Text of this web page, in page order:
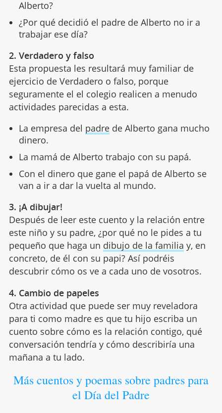
Alberto?
¿Por qué decidió el padre de Alberto no ir a
trabajar ese día?
2. Verdadero y falso
Esta propuesta les resultará muy familiar de
ejercicio de Verdadero o falso, porque
seguramente el el colegio realicen a menudo
actividades parecidas a esta.
La empresa del padrede Alberto gana mucho
dinero.
La mamá de Alberto trabajo con su papá.
Con el dinero que gane el papá de Alberto se
van a ir a dar la vuelta al mundo.
3. ¡A dibujar!
Después de leer este cuento y la relación entre
este niño y su padre, ¿por qué no le pides a tu
pequeño que haga un dibujo de la familia y, en
concreto, de él con su papi? Así podréis
descubrir cómo os ve a cada uno de vosotros.
4. Cambio de papeles
Otra actividad que puede ser muy reveladora
para ti como madre es que tu hijo escriba un
cuento sobre cómo es la relación contigo, qué
conversación tendría y cómo describiría una
mañana a tu lado.
Más cuentos y poemas sobre padres para
el Día del Padre